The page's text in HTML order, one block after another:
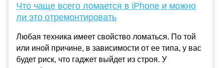
Что чаще всего ломается в iPhone и можно
ли это отремонтировать
Любая техника имеет свойство ломаться. По той
или иной причине, в зависимости от ее типа, у вас
будет риск, что гаджет выйдет из строя. У